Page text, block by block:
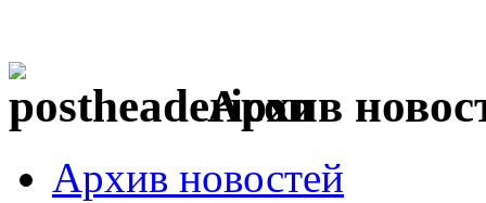
Архив
Архив новостей